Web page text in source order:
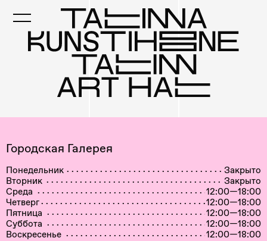
content
Городская Галерея
Понедельник
Закрыто
Вторник
Закрыто
Среда
12:00—18:00
Четверг
12:00—18:00
Пятница
12:00—18:00
Суббота
12:00—18:00
Воскресенье
12:00—18:00